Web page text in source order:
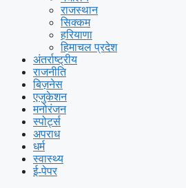
राजस्थान
सिक्कम
हरियाणा
हिमाचल प्रदेश
अंतर्राष्ट्रीय
राजनीति
बिज़नेस
एजुकेशन
मनोरंजन
स्पोर्ट्स
अपराध
धर्म
स्वास्थ्य
ई-पेपर